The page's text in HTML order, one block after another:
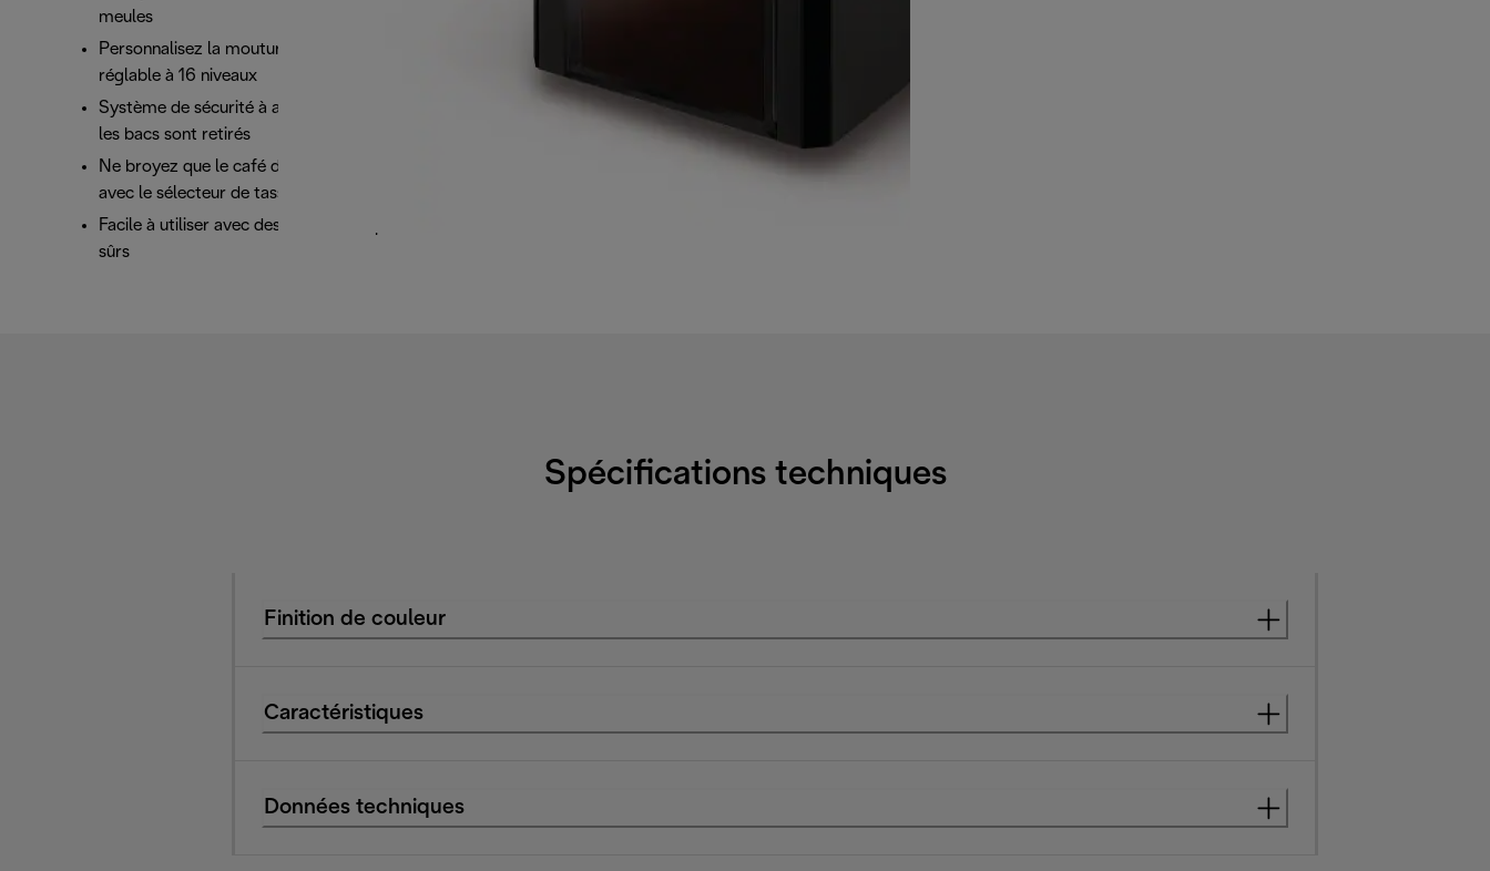
meules
Personnalisez la mouture grâce au sélecteur
réglable à 16 niveaux
Système de sécurité à arrêt automatique lorsque
les bacs sont retirés
Ne broyez que le café dont vous avez besoin
avec le sélecteur de tasse
Facile à utiliser avec des boutons de préhension
sûrs
Spécifications techniques
Finition de couleur
Caractéristiques
Données techniques